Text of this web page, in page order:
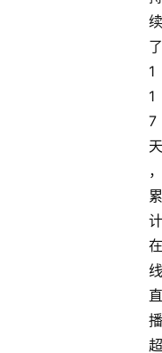
续
了
1
1
7
天
，
累
计
在
线
直
播
超